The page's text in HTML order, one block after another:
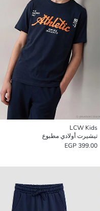
LCW Kids
تيشيرت أولادي مطبوع
399.00 EGP